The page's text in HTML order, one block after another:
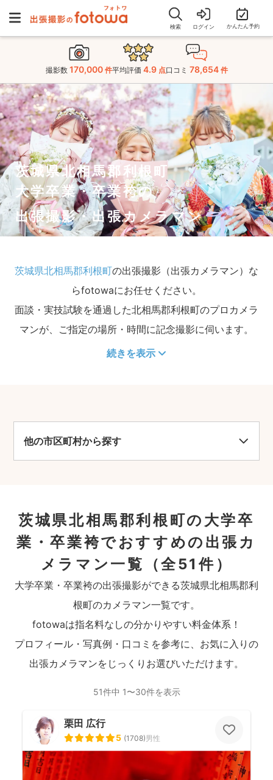
検索 ログイン かんたん予約
撮影数 170,000 件平均評価 4.9 点口コミ 78,654 件
茨城県北相馬郡利根町
大学卒業・卒業袴の
出張撮影・出張カメラマン
茨城県北相馬郡利根町の出張撮影（出張カメラマン）な
らfotowaにお任せください。
面談・実技試験を通過した北相馬郡利根町のプロカメラ
マンが、ご指定の場所・時間に記念撮影に伺います。
続きを表示
他の市区町村から探す
茨城県北相馬郡利根町の大学卒
業・卒業袴でおすすめの出張カ
メラマン一覧
（全51件）
大学卒業・卒業袴の出張撮影ができる茨城県北相馬郡利
根町のカメラマン一覧です。
fotowaは指名料なしの分かりやすい料金体系！
プロフィール・写真例・口コミを参考に、お気に入りの
出張カメラマンをじっくりお選びいただけます。
51件中 1〜30件を表示
栗田 広行
5 (1708)男性